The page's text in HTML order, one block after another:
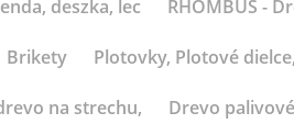
deszka, lec RHOMBUS -
Brikety Plotovky, Plotové
na strechu, Drevo